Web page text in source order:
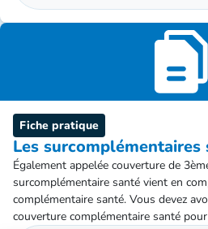
Fiche pratique
Les surcomplémentaires
Également appelée couverture de
surcomplémentaire santé vient en
complémentaire santé. Vous devez
couverture complémentaire santé